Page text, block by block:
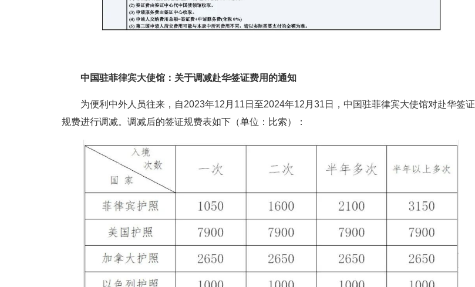
中国驻菲律宾大使馆：关于调减赴华签证费用的通知
为便利中外人员往来，自2023年12月11日至2024年12月31日，中国驻菲律宾大使馆对赴华签证
规费进行调减。调减后的签证规费表如下（单位：比索）：